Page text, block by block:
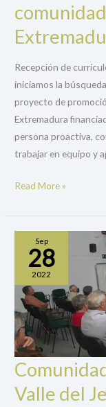
Recepción de
iniciamos la
proyecto de
Extremadura
persona proactiva,
trabajar en equipo y
técnica/o
del
proyecto
para
promoción
de
comunidades
energéticas
en
Read More »
Sep
28
2022
Valle del
Comunidades
en